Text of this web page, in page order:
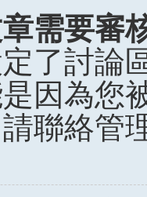
需要審
了討論
因為您
聯絡管